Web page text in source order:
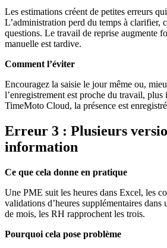
Les estimations créent de petites erreurs
L’administration perd du temps à clarifier,
questions. Le travail de reprise augmente
manuelle est tardive.
Comment l’éviter
Encouragez la saisie le jour même ou,
l’enregistrement est proche du travail, plus
TimeMoto Cloud, la présence est
Erreur 3 : Plusieurs
information
Ce que cela donne en pratique
Une PME suit les heures dans Excel, les
validations d’heures supplémentaires dans
de mois, les RH rapprochent les trois.
Pourquoi cela pose problème